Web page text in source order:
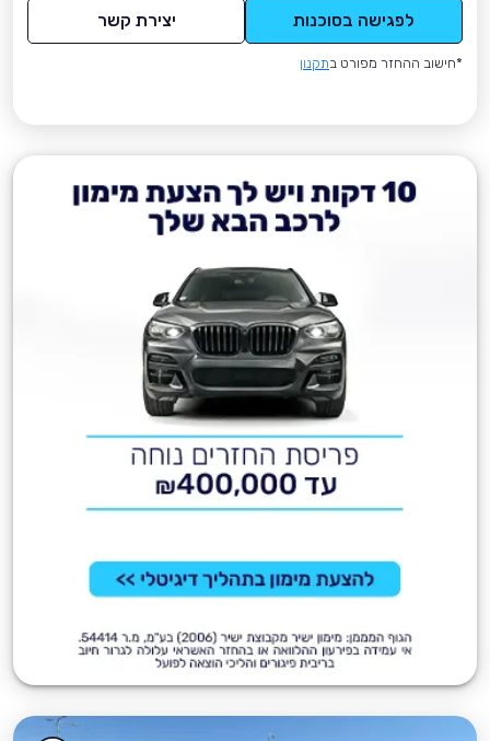
לפגישה בסוכנות יצירת קשר
*חישוב ההחזר מפורט בתקנון